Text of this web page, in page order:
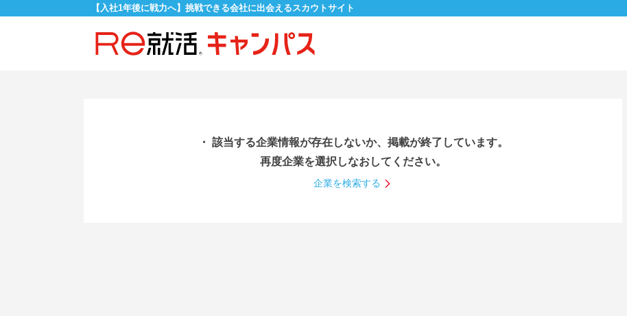
【入社1年後に戦力へ】挑戦できる会社に出会えるスカウトサイト
・ 該当する企業情報が存在しないか、掲載が終了しています。
再度企業を選択しなおしてください。
企業を検索する